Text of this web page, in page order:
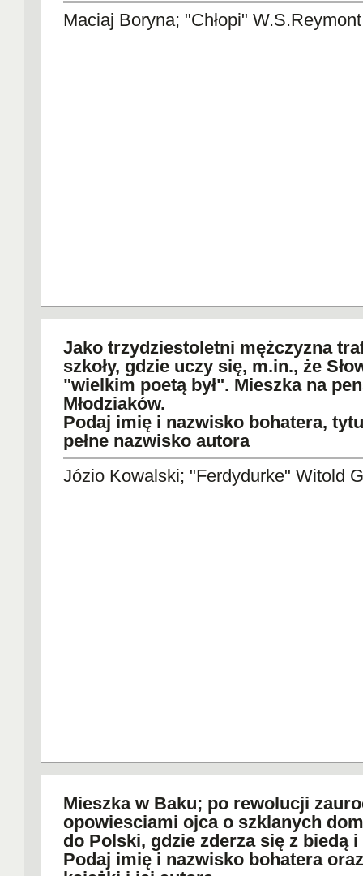
Maciaj Boryna; "Chłopi" W.S.Reymont
Jako trzydziestoletni mężczyzna
szkoły, gdzie uczy się, m.in., że
"wielkim poetą był". Mieszka na
Młodziaków.
Podaj imię i nazwisko bohatera,
pełne nazwisko autora
Józio Kowalski; "Ferdydurke" Witold
Mieszka w Baku; po rewolucji
opowiesciami ojca o szklanych
do Polski, gdzie zderza się z biedą
Podaj imię i nazwisko bohatera